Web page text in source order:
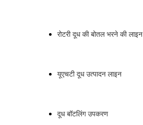
रोटरी दूध की बोतल भरने की लाइन
यूएचटी दूध उत्पादन लाइन
दूध बॉटलिंग उपकरण